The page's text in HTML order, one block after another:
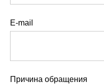
E-mail
Причина обращения